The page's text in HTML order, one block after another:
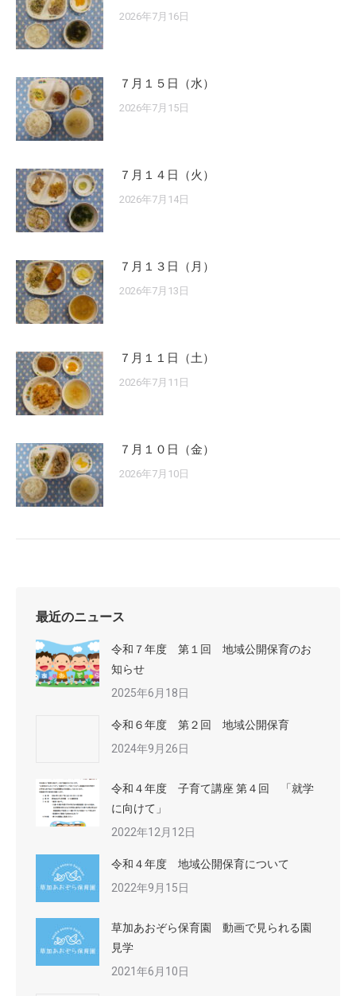
2026年7月16日
７月１５日（水）
2026年7月15日
７月１４日（火）
2026年7月14日
７月１３日（月）
2026年7月13日
７月１１日（土）
2026年7月11日
７月１０日（金）
2026年7月10日
最近のニュース
令和７年度 第１回 地域公開保育のお
知らせ
2025年6月18日
令和６年度 第２回 地域公開保育
2024年9月26日
令和４年度 子育て講座 第４回 「就学
に向けて」
2022年12月12日
令和４年度 地域公開保育について
2022年9月15日
草加あおぞら保育園 動画で見られる園
見学
2021年6月10日